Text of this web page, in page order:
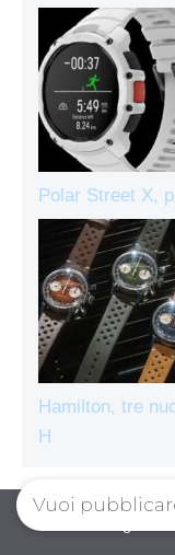
Polar Street X,
Hamilton, tre
H
Vuoi